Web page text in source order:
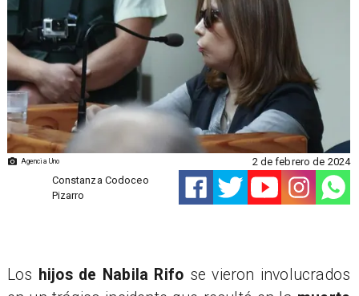
Agencia Uno
Constanza Codoceo
Pizarro
2 de febrero de 2024
Los hijos de Nabila Rifo se vieron involucrados